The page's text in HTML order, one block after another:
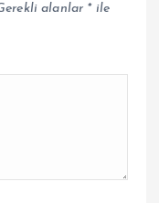
alanlar *ile